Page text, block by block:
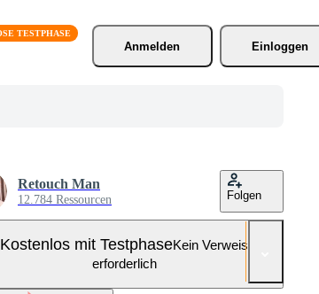
Anmelden
Einloggen
Retouch Man
12.784 Ressourcen Folgen
Kostenlos mit TestphaseKein Verweis
erforderlich